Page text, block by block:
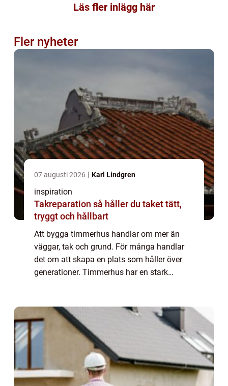
Läs fler inlägg här
Fler nyheter
07 augusti 2026 Karl Lindgren
inspiration
Takreparation så håller du taket tätt,
tryggt och hållbart
Att bygga timmerhus handlar om mer än
väggar, tak och grund. För många handlar
det om att skapa en plats som håller över
generationer. Timmerhus har en stark